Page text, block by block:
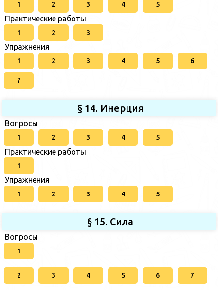
1 2 3 4 5
Практические работы
1 2 3
Упражнения
1 2 3 4 5 6
7
§ 14. Инерция
Вопросы
1 2 3 4 5
Практические работы
1
Упражнения
1 2 3 4 5
§ 15. Сила
Вопросы
1
2 3 4 5 6 7